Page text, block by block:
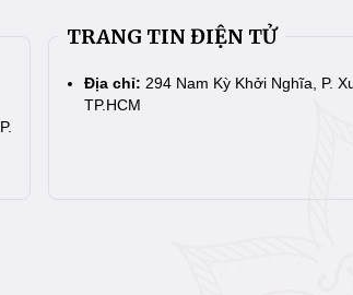
TRANG TIN ĐIỆN TỬ
Địa chỉ: 294 Nam Kỳ Khởi Nghĩa, P.
TP.HCM